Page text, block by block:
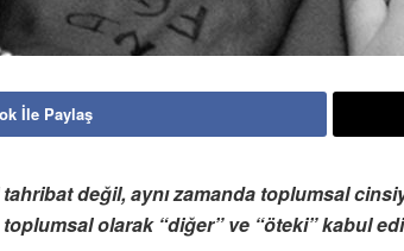
İle Paylaş
değil, aynı zamanda toplumsal
toplumsal olarak “diğer” ve “öteki” kabul